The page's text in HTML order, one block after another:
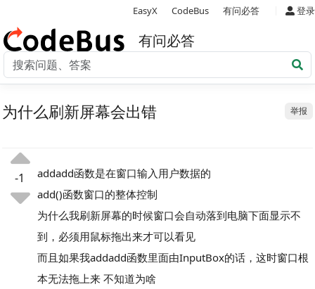
EasyX CodeBus 有问必答 登录
有问必答
举报
为什么刷新屏幕会出错
-1
addadd函数是在窗口输入用户数据的
add()函数窗口的整体控制
为什么我刷新屏幕的时候窗口会自动落到电脑下面显示不
到，必须用鼠标拖出来才可以看见
而且如果我addadd函数里面由InputBox的话，这时窗口根
本无法拖上来 不知道为啥